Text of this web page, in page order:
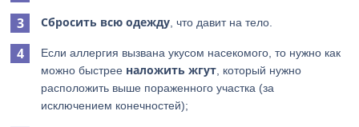
Сбросить всю одежду , что давит на тело.
Если аллергия вызвана укусом насекомого, то нужно как
можно быстрее наложить жгут , который нужно
расположить выше пораженного участка (за
исключением конечностей);